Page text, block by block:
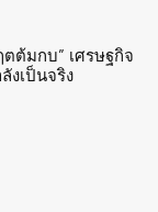
ต้มกบ” เศรษฐกิจ
งเป็นจริง